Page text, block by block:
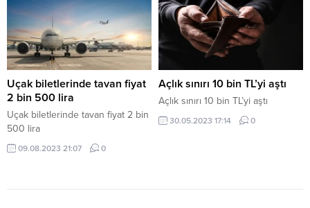
Uçak biletlerinde tavan fiyat
2 bin 500 lira
Uçak biletlerinde tavan fiyat 2 bin
500 lira
09.08.2023 21:07 0
Açlık sınırı 10 bin TL’yi aştı
Açlık sınırı 10 bin TL’yi aştı
30.05.2023 17:14 0